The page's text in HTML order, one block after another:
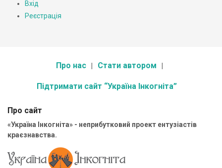
Вхід
Реєстрація
Про нас Стати автором
Підтримати сайт “Україна Інкогніта”
Про сайт
«Україна Інкогніта» - неприбутковий проект ентузіастів
краєзнавства.